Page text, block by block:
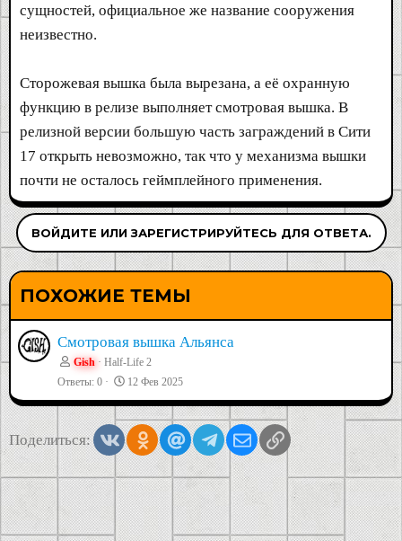
сущностей, официальное же название сооружения
неизвестно.
Сторожевая вышка была вырезана, а её охранную
функцию в релизе выполняет смотровая вышка. В
релизной версии большую часть заграждений в Сити
17 открыть невозможно, так что у механизма вышки
почти не осталось геймплейного применения.
ВОЙДИТЕ ИЛИ ЗАРЕГИСТРИРУЙТЕСЬ ДЛЯ ОТВЕТА.
ПОХОЖИЕ ТЕМЫ
Смотровая вышка Альянса
Gish
Half-Life 2
Ответы 0 12 Фев 2025
Поделиться: VkontakteOdnoklassniki
Mail.ruTelegramЭлектронная почта
Ссылка